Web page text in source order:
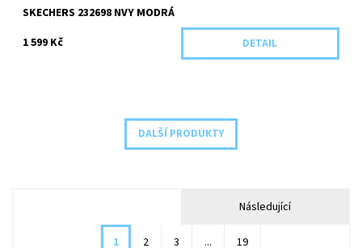
SKECHERS 232698 NVY MODRÁ
1 599 Kč
DETAIL
DALŠÍ PRODUKTY
Následující
1 2 3 ... 19